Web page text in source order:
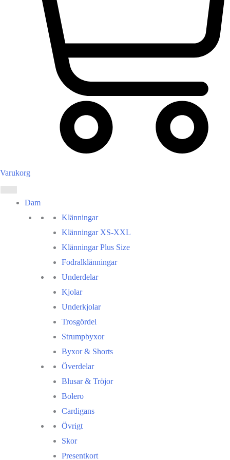
Varukorg
Dam
Klänningar
Klänningar XS-XXL
Klänningar Plus Size
Fodralklänningar
Underdelar
Kjolar
Underkjolar
Trosgördel
Strumpbyxor
Byxor & Shorts
Överdelar
Blusar & Tröjor
Bolero
Cardigans
Övrigt
Skor
Presentkort